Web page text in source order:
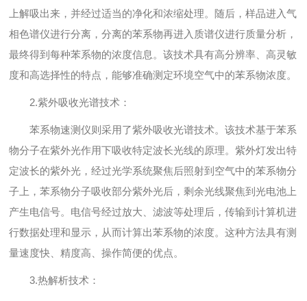
上解吸出来，并经过适当的净化和浓缩处理。随后，样品进入气
相色谱仪进行分离，分离的苯系物再进入质谱仪进行质量分析，
最终得到每种苯系物的浓度信息。该技术具有高分辨率、高灵敏
度和高选择性的特点，能够准确测定环境空气中的苯系物浓度。
2.紫外吸收光谱技术：
苯系物速测仪则采用了紫外吸收光谱技术。该技术基于苯系
物分子在紫外光作用下吸收特定波长光线的原理。紫外灯发出特
定波长的紫外光，经过光学系统聚焦后照射到空气中的苯系物分
子上，苯系物分子吸收部分紫外光后，剩余光线聚焦到光电池上
产生电信号。电信号经过放大、滤波等处理后，传输到计算机进
行数据处理和显示，从而计算出苯系物的浓度。这种方法具有测
量速度快、精度高、操作简便的优点。
3.热解析技术：